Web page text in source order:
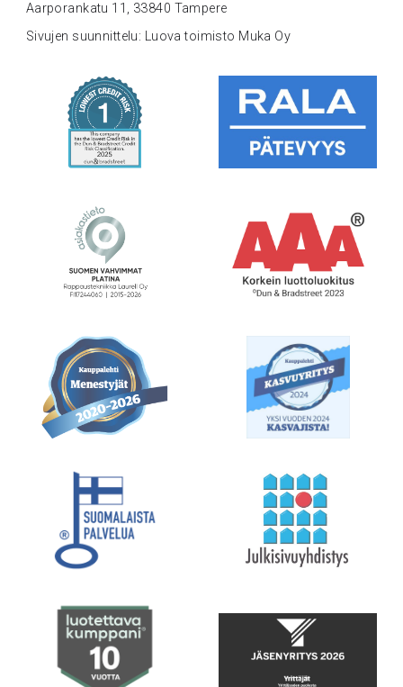
Aarporankatu 11, 33840 Tampere
Sivujen suunnittelu: Luova toimisto Muka Oy